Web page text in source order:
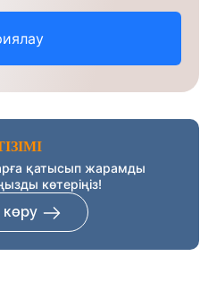
қатысып жарамды
көтеріңіз!
көру